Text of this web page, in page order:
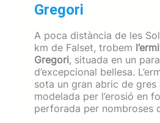
Gregori
A poca distància de les
km de Falset, trobem
Gregori, situada en un
d’excepcional bellesa.
sota un gran abric de gres
modelada per l’erosió en
perforada per nombroses